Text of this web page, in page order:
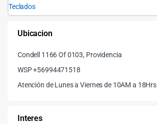
Teclados
Ubicacion
Condell 1166 Of 0103, Providencia
WSP +56994471518
Atención de Lunes a Viernes de 10AM a 18Hrs
Interes